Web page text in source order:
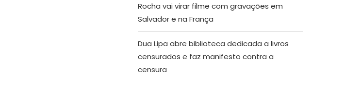
Rocha vai virar filme com gravações em
Salvador e na França
Dua Lipa abre biblioteca dedicada a livros
censurados e faz manifesto contra a
censura